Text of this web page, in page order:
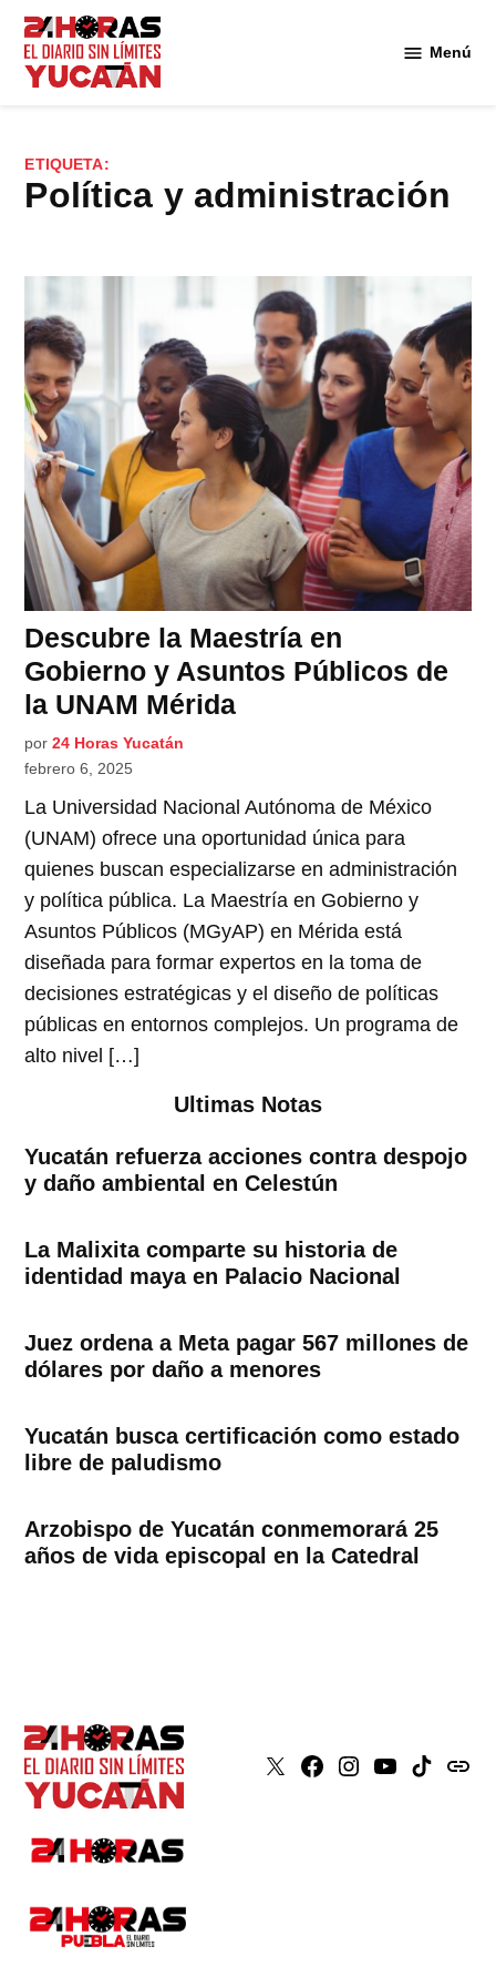
Saltar
contenido
Menú
ETIQUETA:
política y administración
Descubre la Maestría en
Gobierno y Asuntos Públicos de
la UNAM Mérida
por 24 Horas Yucatán
febrero 6, 2025
La Universidad Nacional Autónoma de México
(UNAM) ofrece una oportunidad única para
quienes buscan especializarse en administración
y política pública. La Maestría en Gobierno y
Asuntos Públicos (MGyAP) en Mérida está
diseñada para formar expertos en la toma de
decisiones estratégicas y el diseño de políticas
públicas en entornos complejos. Un programa de
alto nivel […]
Ultimas Notas
Yucatán refuerza acciones contra despojo
y daño ambiental en Celestún
La Malixita comparte su historia de
identidad maya en Palacio Nacional
Juez ordena a Meta pagar 567 millones de
dólares por daño a menores
Yucatán busca certificación como estado
libre de paludismo
Arzobispo de Yucatán conmemorará 25
años de vida episcopal en la Catedral
X Faceboook
Instagram
YoutubeTiktokissuu